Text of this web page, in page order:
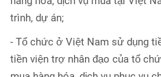
trình, dự án;
- Tổ chức ở Việt Nam sử dụng
tiền viện trợ nhân đạo của tổ